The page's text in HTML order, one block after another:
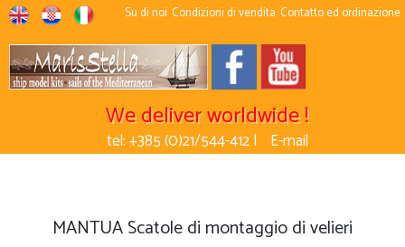
Su di noi Condizioni di vendita Contatto ed ordinazione
We deliver worldwide !
tel: +385 (0)21/544-412 | E-mail
MANTUA Scatole di montaggio di velieri